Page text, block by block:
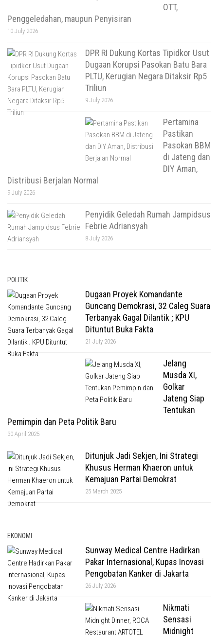
OTT,
Penggeledahan, maupun Penyisiran
10 July 2026
DPR RI Dukung Kortas Tipidkor Usut
Dugaan Korupsi Pasokan Batu Bara
PLTU, Kerugian Negara Ditaksir Rp5
Triliun
9 July 2026
Pertamina
Pastikan
Pasokan BBM
di Jateng dan
DIY Aman,
Distribusi Berjalan Normal
9 July 2026
Penyidik Geledah Rumah Jampidsus
Febrie Adriansyah
8 July 2026
POLITIK
Dugaan Proyek Komandante
Guncang Demokrasi, 32 Caleg Suara
Terbanyak Gagal Dilantik ; KPU
Dituntut Buka Fakta
21 July 2026
Jelang
Musda XI,
Golkar
Jateng Siap
Tentukan
Pemimpin dan Peta Politik Baru
30 April 2025
Ditunjuk Jadi Sekjen, Ini Strategi
Khusus Herman Khaeron untuk
Kemajuan Partai Demokrat
25 March 2025
EKONOMI
Sunway Medical Centre Hadirkan
Pakar Internasional, Kupas Inovasi
Pengobatan Kanker di Jakarta
26 July 2026
Nikmati
Sensasi
Midnight